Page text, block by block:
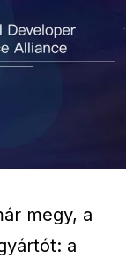
megy, a
a